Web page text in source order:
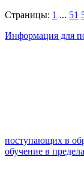
Страницы: 1 ... 51
Информация для
поступающих в
обучение в